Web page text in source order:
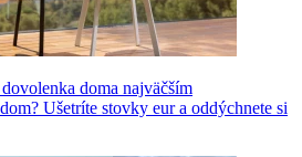
doma najväčším
Ušetríte stovky eur a oddýchnete si